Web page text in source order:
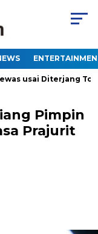
usai Diterjang
Pimpin
Prajurit